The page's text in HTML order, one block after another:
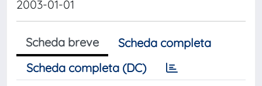
2003-01-01
Scheda breve
Scheda completa
Scheda completa (DC)